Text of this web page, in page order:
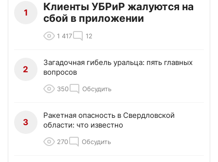
1
Клиенты УБРиР жалуются на
сбой в приложении
1 417 12
2
Загадочная гибель уральца: пять главных
вопросов
350 Обсудить
3
Ракетная опасность в Свердловской
области: что известно
270 Обсудить